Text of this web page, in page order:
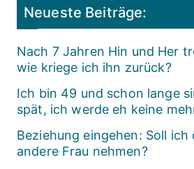
Neueste Beiträge:
Nach 7 Jahren Hin und Her
wie kriege ich ihn zurück?
Ich bin 49 und schon lange
spät, ich werde eh keine
Beziehung eingehen: Soll ich
andere Frau nehmen?